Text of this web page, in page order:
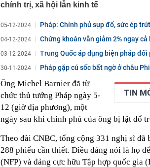
22:28
CHÍNH THỨC: Lịch đi học
22:25
Vì sao đồ ăn Việt hầu như
22:07
Không cần tặng quà, 5 câu
22:03
Ukraine tập kích Crimea,
của Nga
22:02
Nam NSND, Giám đốc Nhà
vợ thiếu tá kém 12 tuổi
21:51
Một ô tô biển 29A "dính"
định: Riêng tháng 7/2026 vi
21:37
Tổng thống Trump bực bội
21:35
Du khách Tây: Không khí
nghiện rất cao'
21:20
Miền Bắc sắp đón đợt
chính trị, xã hội lẫn kinh tế
05-12-2024 Pháp: Chính phủ sụp đổ, sức ép
04-12-2024 Chứng khoán vẫn giảm 2% ngay
03-12-2024 Trung Quốc áp dụng biện pháp
30-11-2024 Pháp gặp cú sốc bất ngờ ở châu Phi
TIN
Ông Michel Barnier đã từ
chức thủ tướng Pháp ngày 5-
12 (giờ địa phương), một
ngày sau khi chính phủ của ông bị lật đổ
Theo đài CNBC, tổng cộng 331 nghị sĩ
288 phiếu cần thiết. Điều đáng nói là họ
(NFP) và đảng cực hữu Tập hợp quốc gia